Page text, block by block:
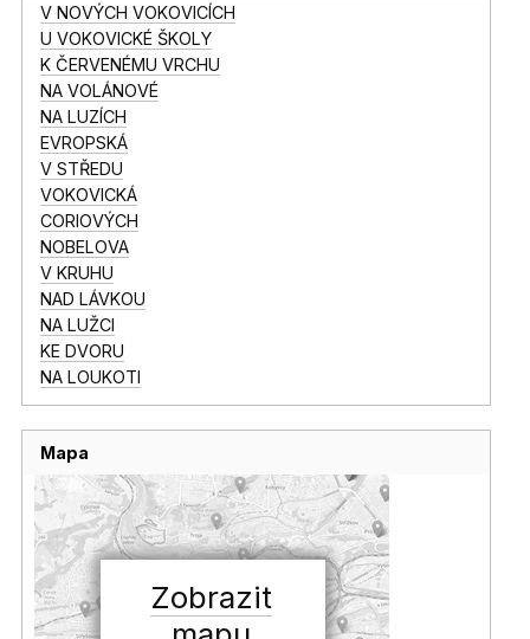
V NOVÝCH VOKOVICÍCH
U VOKOVICKÉ ŠKOLY
K ČERVENÉMU VRCHU
NA VOLÁNOVÉ
NA LUZÍCH
EVROPSKÁ
V STŘEDU
VOKOVICKÁ
CORIOVÝCH
NOBELOVA
V KRUHU
NAD LÁVKOU
NA LUŽCI
KE DVORU
NA LOUKOTI
Mapa
Zobrazit